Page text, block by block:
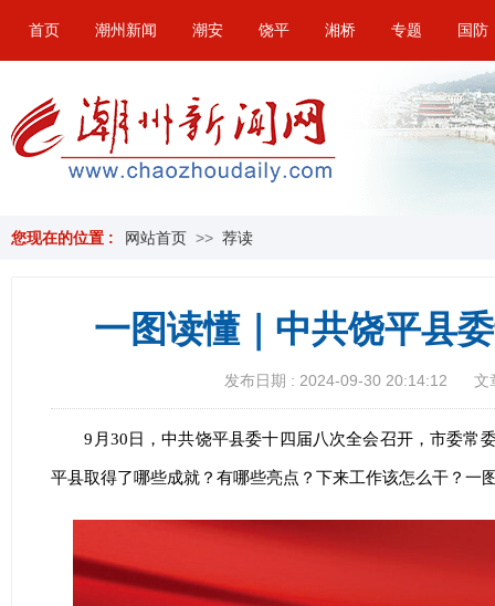
首页 潮州新闻 潮安 饶平 湘桥 专题 国防
您现在的位置 : 网站首页 >> 荐读
一图读懂｜中共饶平县
发布日期 : 2024-09-30 20:14:12 文
9月30日，中共饶平县委十四届八次全会召开，市委常
平县取得了哪些成就？有哪些亮点？下来工作该怎么干？一